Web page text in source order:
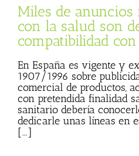
BasultoMiles de anuncios
con la salud son
compatibilidad
En España es vigente y
1907/1996 sobre
comercial de productos,
con pretendida finalidad
sanitario debería
dedicarle unas líneas en
[...]